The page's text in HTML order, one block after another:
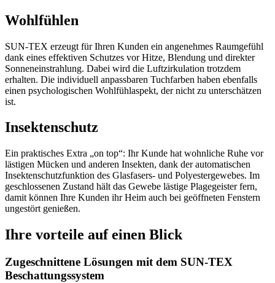
Wohlfühlen
SUN-TEX erzeugt für Ihren Kunden ein angenehmes Raumgefühl
dank eines effektiven Schutzes vor Hitze, Blendung und direkter
Sonneneinstrahlung. Dabei wird die Luftzirkulation trotzdem
erhalten. Die individuell anpassbaren Tuchfarben haben ebenfalls
einen psychologischen Wohlfühlaspekt, der nicht zu unterschätzen
ist.
Insektenschutz
Ein praktisches Extra „on top“: Ihr Kunde hat wohnliche Ruhe vor
lästigen Mücken und anderen Insekten, dank der automatischen
Insektenschutzfunktion des Glasfasers- und Polyestergewebes. Im
geschlossenen Zustand hält das Gewebe lästige Plagegeister fern,
damit können Ihre Kunden ihr Heim auch bei geöffneten Fenstern
ungestört genießen.
Ihre vorteile auf einen Blick
Zugeschnittene Lösungen mit dem SUN-TEX
Beschattungssystem